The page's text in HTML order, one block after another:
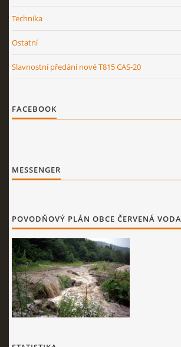
Technika
Ostatní
Slavnostní předání nové T815 CAS-20
FACEBOOK
MESSENGER
POVODŇOVÝ PLÁN OBCE ČERVENÁ VODA